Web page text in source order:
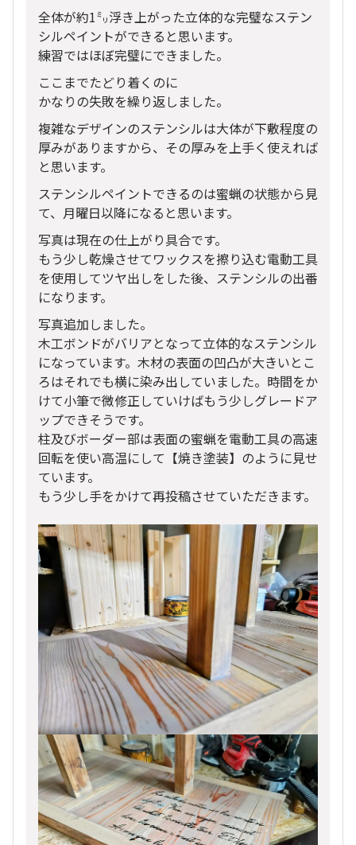
全体が約1㍉浮き上がった立体的な完璧なステン
シルペイントができると思います。
練習ではほぼ完璧にできました。
ここまでたどり着くのに
かなりの失敗を繰り返しました。
複雑なデザインのステンシルは大体が下敷程度の
厚みがありますから、その厚みを上手く使えれば
と思います。
ステンシルペイントできるのは蜜蝋の状態から見
て、月曜日以降になると思います。
写真は現在の仕上がり具合です。
もう少し乾燥させてワックスを擦り込む電動工具
を使用してツヤ出しをした後、ステンシルの出番
になります。
写真追加しました。
木工ボンドがバリアとなって立体的なステンシル
になっています。木材の表面の凹凸が大きいとこ
ろはそれでも横に染み出していました。時間をか
けて小筆で微修正していけばもう少しグレードア
ップできそうです。
柱及びボーダー部は表面の蜜蝋を電動工具の高速
回転を使い高温にして【焼き塗装】のように見せ
ています。
もう少し手をかけて再投稿させていただきます。